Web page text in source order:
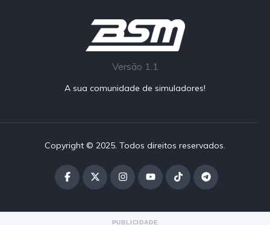
Versão 1.1
A sua comunidade de simuladores!
Copyright © 2025. Todos direitos reservados.
PUBLICIDADE